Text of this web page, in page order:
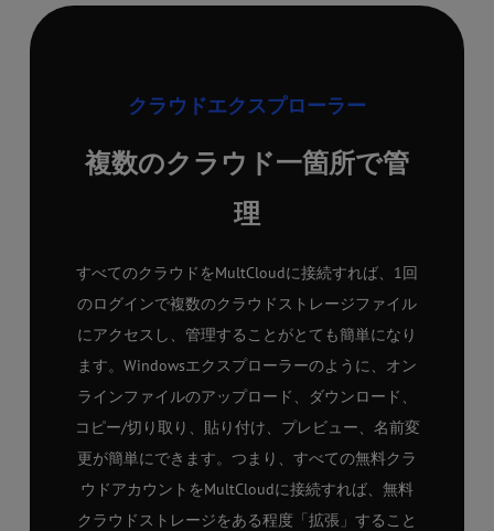
クラウドエクスプローラー
複数のクラウド一箇所で管
理
すべてのクラウドをMultCloudに接続すれば、1回
のログインで複数のクラウドストレージファイル
にアクセスし、管理することがとても簡単になり
ます。Windowsエクスプローラーのように、オン
ラインファイルのアップロード、ダウンロード、
コピー/切り取り、貼り付け、プレビュー、名前変
更が簡単にできます。つまり、すべての無料クラ
ウドアカウントをMultCloudに接続すれば、無料
クラウドストレージをある程度「拡張」すること